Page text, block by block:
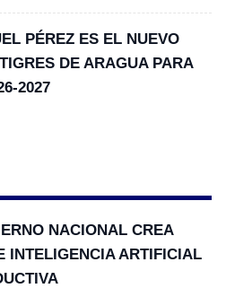
PÉREZ ES EL NUEVO
DE ARAGUA PARA
2027
NACIONAL CREA
INTELIGENCIA ARTIFICIAL